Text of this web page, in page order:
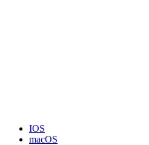
IOS
macOS